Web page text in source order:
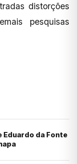
distorções
pesquisas
Eduardo da Fonte